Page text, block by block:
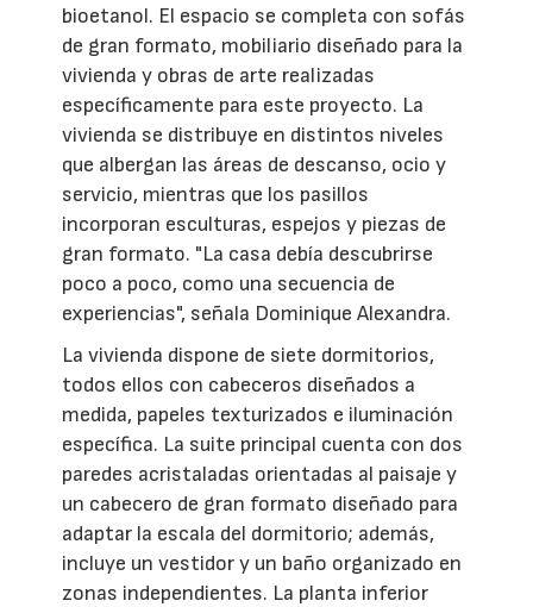
bioetanol. El espacio se completa con sofás
de gran formato, mobiliario diseñado para la
vivienda y obras de arte realizadas
específicamente para este proyecto. La
vivienda se distribuye en distintos niveles
que albergan las áreas de descanso, ocio y
servicio, mientras que los pasillos
incorporan esculturas, espejos y piezas de
gran formato. "La casa debía descubrirse
poco a poco, como una secuencia de
experiencias", señala Dominique Alexandra.
La vivienda dispone de siete dormitorios,
todos ellos con cabeceros diseñados a
medida, papeles texturizados e iluminación
específica. La suite principal cuenta con dos
paredes acristaladas orientadas al paisaje y
un cabecero de gran formato diseñado para
adaptar la escala del dormitorio; además,
incluye un vestidor y un baño organizado en
zonas independientes. La planta inferior